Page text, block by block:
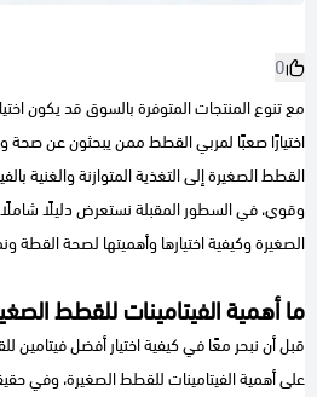
0
مع تنوع المنتجات المتوفرة بالسوق قد يكون
اختيارًا صعبًا لمربي القطط ممن يبحثون عن صحة
القطط الصغيرة إلى التغذية المتوازنة والغنية
وقوي، في السطور المقبلة نستعرض دليلًا
الصغيرة وكيفية اختيارها وأهميتها لصحة القطة
ما أهمية الفيتامينات للقطط
قبل أن نبحر معًا في كيفية اختيار أفضل
على أهمية الفيتامينات للقطط الصغيرة، وفي